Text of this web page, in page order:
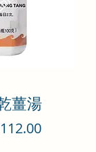
薑湯
促